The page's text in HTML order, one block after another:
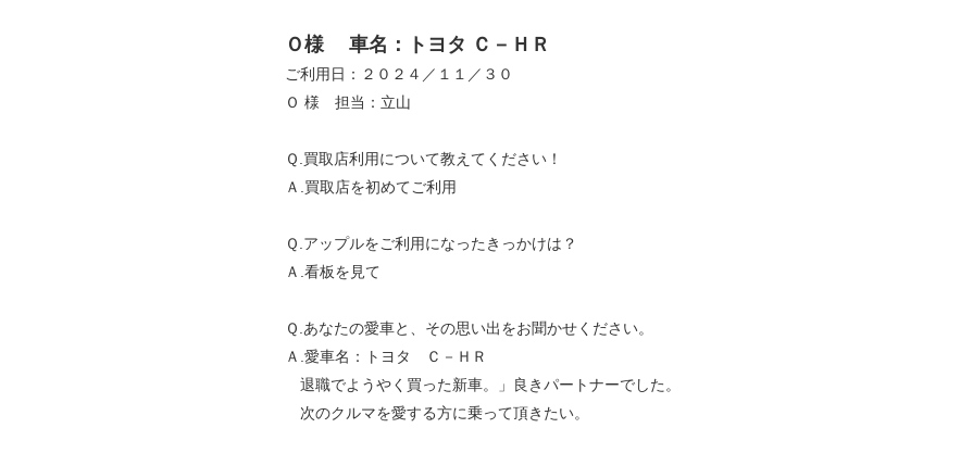
Ｏ様 車名：トヨタ Ｃ－ＨＲ
ご利用日：２０２４／１１／３０
Ｏ 様 担当：立山
Ｑ.買取店利用について教えてください！
Ａ.買取店を初めてご利用
Ｑ.アップルをご利用になったきっかけは？
Ａ.看板を見て
Ｑ.あなたの愛車と、その思い出をお聞かせください。
Ａ.愛車名：トヨタ Ｃ－ＨＲ
退職でようやく買った新車。」良きパートナーでした。
次のクルマを愛する方に乗って頂きたい。